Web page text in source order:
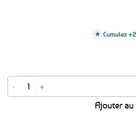
quantité de Grand autocollant Hermine au
Ajouter
Cumulez